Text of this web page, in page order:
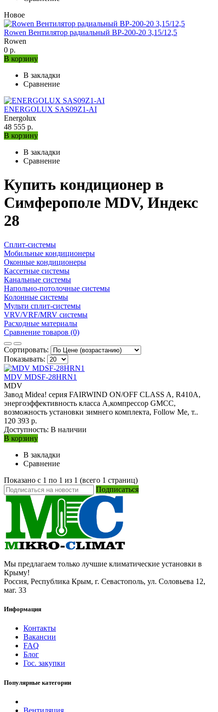
Новое
Rowen Вентилятор радиальный ВР-200-20 3,15/12,5
Rowen
0 р.
В корзину
В закладки
Сравнение
ENERGOLUX SAS09Z1-AI
Energolux
48 555 р.
В корзину
В закладки
Сравнение
Купить кондиционер в
Симферополе MDV, Индекс
28
Сплит-системы
Мобильные кондиционеры
Оконные кондиционеры
Кассетные системы
Канальные системы
Напольно-потолочные системы
Колонные системы
Мульти сплит-системы
VRV/VRF/MRV системы
Расходные материалы
Сравнение товаров (0)
Сортировать:
Показывать:
MDV MDSF-28HRN1
MDV
Завод Midea! серия FAIRWIND ON/OFF CLASS A, R410A,
энергоэффективность класса А,компрессор GMCC,
возможность установки зимнего комплекта, Follow Me, т..
120 393 р.
Доступность: В наличии
В корзину
В закладки
Сравнение
Показано с 1 по 1 из 1 (всего 1 страниц)
Подписаться
Мы предлагаем только лучшие климатические установки в
Крыму!
Россия, Республика Крым, г. Севастополь, ул. Соловьева 12,
маг. 33
Информация
Контакты
Вакансии
FAQ
Блог
Гос. закупки
Популярные категории
Вентиляция